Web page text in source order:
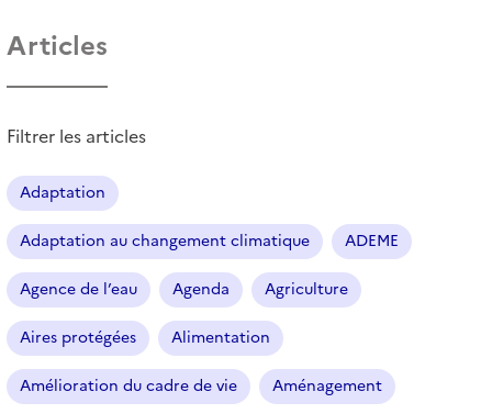
i
c
l
s
Articles
Filtrer les articles
Adaptation
Adaptation au changement climatique ADEME
Agence de l’eau Agenda Agriculture
Aires protégées Alimentation
Amélioration du cadre de vie Aménagement